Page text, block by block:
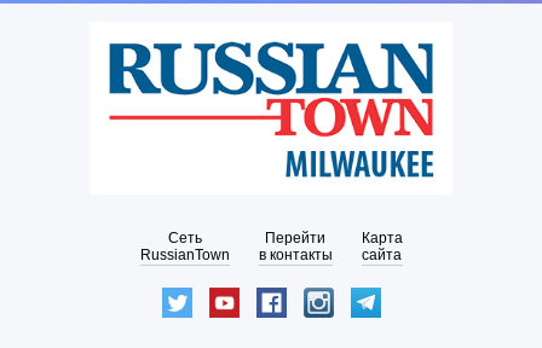
Сеть
RussianTown
Перейти
в контакты
Карта
сайта